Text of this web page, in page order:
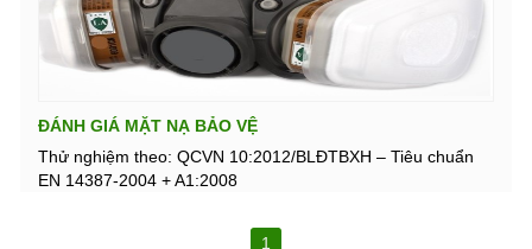
ĐÁNH GIÁ MẶT NẠ BẢO VỆ
Thử nghiệm theo: QCVN 10:2012/BLĐTBXH – Tiêu chuẩn
EN 14387-2004 + A1:2008
1